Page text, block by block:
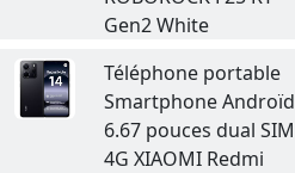
Gen2 White
Téléphone portable
Smartphone Androïd
6.67 pouces dual SIM
4G XIAOMI Redmi